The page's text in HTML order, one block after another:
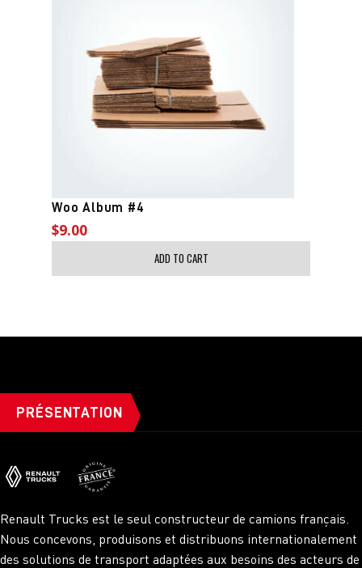
Woo Album #4
$9.00
ADD TO CART
PRÉSENTATION
Renault Trucks est le seul constructeur de camions français.
Nous concevons, produisons et distribuons internationalement
des solutions de transport adaptées aux besoins des acteurs de